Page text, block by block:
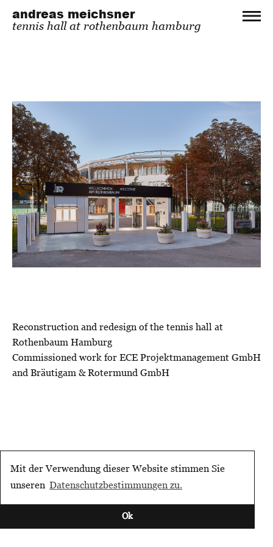
Mit der Verwendung dieser Website stimmen Sie
unseren Datenschutzbestimmungen zu.
Ok
andreas meichsner
tennis hall at rothenbaum hamburg
Reconstruction and redesign of the tennis hall at
Rothenbaum Hamburg
Commissioned work for ECE Projektmanagement GmbH
and Bräutigam & Rotermund GmbH